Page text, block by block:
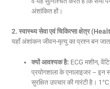
अंशांकित हों।
2. स्वास्थ्य सेवा एवं चिकित्सा क्षेत्र
यहाँ अंशांकन जीवन-मृत्यु का प्रश्न बन
क्यों आवश्यक है: ECG मशीन,
प्रयोगशाला के एनालाइजर – इन
सुरक्षित उपचार की गारंटी है।